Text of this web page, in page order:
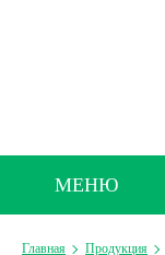
МЕНЮ
Главная Продукция